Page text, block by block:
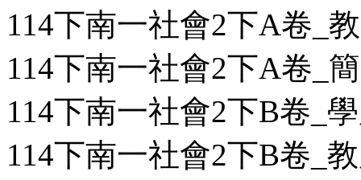
114下南一社會2下A卷_
114下南一社會2下A卷_
114下南一社會2下B卷_
114下南一社會2下B卷_